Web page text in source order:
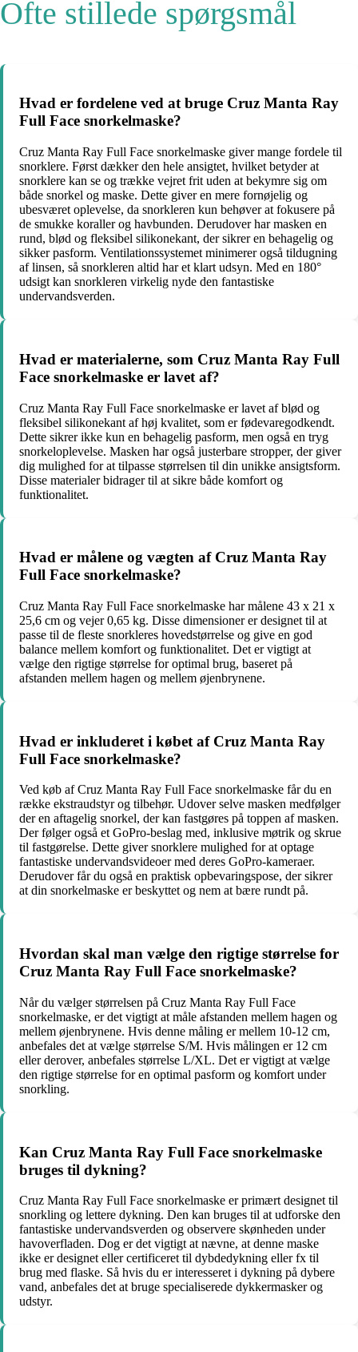
Ofte stillede spørgsmål
Hvad er fordelene ved at bruge Cruz Manta Ray
Full Face snorkelmaske?
Cruz Manta Ray Full Face snorkelmaske giver mange fordele til
snorklere. Først dækker den hele ansigtet, hvilket betyder at
snorklere kan se og trække vejret frit uden at bekymre sig om
både snorkel og maske. Dette giver en mere fornøjelig og
ubesværet oplevelse, da snorkleren kun behøver at fokusere på
de smukke koraller og havbunden. Derudover har masken en
rund, blød og fleksibel silikonekant, der sikrer en behagelig og
sikker pasform. Ventilationssystemet minimerer også tildugning
af linsen, så snorkleren altid har et klart udsyn. Med en 180°
udsigt kan snorkleren virkelig nyde den fantastiske
undervandsverden.
Hvad er materialerne, som Cruz Manta Ray Full
Face snorkelmaske er lavet af?
Cruz Manta Ray Full Face snorkelmaske er lavet af blød og
fleksibel silikonekant af høj kvalitet, som er fødevaregodkendt.
Dette sikrer ikke kun en behagelig pasform, men også en tryg
snorkeloplevelse. Masken har også justerbare stropper, der giver
dig mulighed for at tilpasse størrelsen til din unikke ansigtsform.
Disse materialer bidrager til at sikre både komfort og
funktionalitet.
Hvad er målene og vægten af Cruz Manta Ray
Full Face snorkelmaske?
Cruz Manta Ray Full Face snorkelmaske har målene 43 x 21 x
25,6 cm og vejer 0,65 kg. Disse dimensioner er designet til at
passe til de fleste snorkleres hovedstørrelse og give en god
balance mellem komfort og funktionalitet. Det er vigtigt at
vælge den rigtige størrelse for optimal brug, baseret på
afstanden mellem hagen og mellem øjenbrynene.
Hvad er inkluderet i købet af Cruz Manta Ray
Full Face snorkelmaske?
Ved køb af Cruz Manta Ray Full Face snorkelmaske får du en
række ekstraudstyr og tilbehør. Udover selve masken medfølger
der en aftagelig snorkel, der kan fastgøres på toppen af masken.
Der følger også et GoPro-beslag med, inklusive møtrik og skrue
til fastgørelse. Dette giver snorklere mulighed for at optage
fantastiske undervandsvideoer med deres GoPro-kameraer.
Derudover får du også en praktisk opbevaringspose, der sikrer
at din snorkelmaske er beskyttet og nem at bære rundt på.
Hvordan skal man vælge den rigtige størrelse for
Cruz Manta Ray Full Face snorkelmaske?
Når du vælger størrelsen på Cruz Manta Ray Full Face
snorkelmaske, er det vigtigt at måle afstanden mellem hagen og
mellem øjenbrynene. Hvis denne måling er mellem 10-12 cm,
anbefales det at vælge størrelse S/M. Hvis målingen er 12 cm
eller derover, anbefales størrelse L/XL. Det er vigtigt at vælge
den rigtige størrelse for en optimal pasform og komfort under
snorkling.
Kan Cruz Manta Ray Full Face snorkelmaske
bruges til dykning?
Cruz Manta Ray Full Face snorkelmaske er primært designet til
snorkling og lettere dykning. Den kan bruges til at udforske den
fantastiske undervandsverden og observere skønheden under
havoverfladen. Dog er det vigtigt at nævne, at denne maske
ikke er designet eller certificeret til dybdedykning eller fx til
brug med flaske. Så hvis du er interesseret i dykning på dybere
vand, anbefales det at bruge specialiserede dykkermasker og
udstyr.